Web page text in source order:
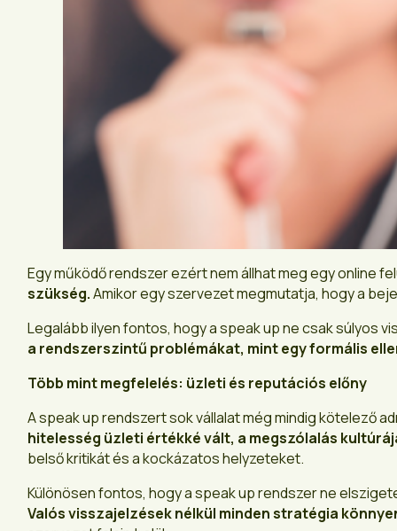
Egy működő rendszer ezért nem állhat meg egy online
szükség.Amikor egy szervezet megmutatja, hogy a
Legalább ilyen fontos, hogy a speak up ne csak súlyos
a rendszerszintű problémákat, mint egy formális
Több mint megfelelés: üzleti és reputációs előny
A speak up rendszert sok vállalat még mindig kötelező
hitelesség üzleti értékké vált, a megszólalás
belső kritikát és a kockázatos helyzeteket.
Különösen fontos, hogy a speak up rendszer ne
Valós visszajelzések nélkül minden stratégia